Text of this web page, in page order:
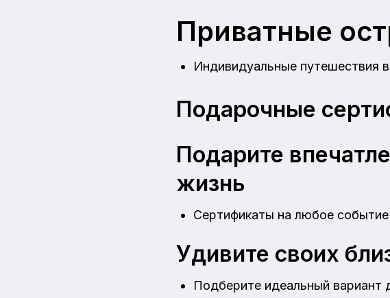
Приватные
Индивидуальные путешествия
Подарочные
Подарите
жизнь
Сертификаты на любое
Удивите своих
Подберите идеальный вариант